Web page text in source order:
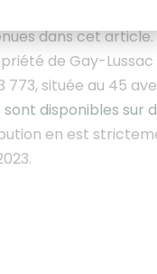
d’une décision
dans cet article.
de Gay-Lussac
située au 45
disponibles sur
en est